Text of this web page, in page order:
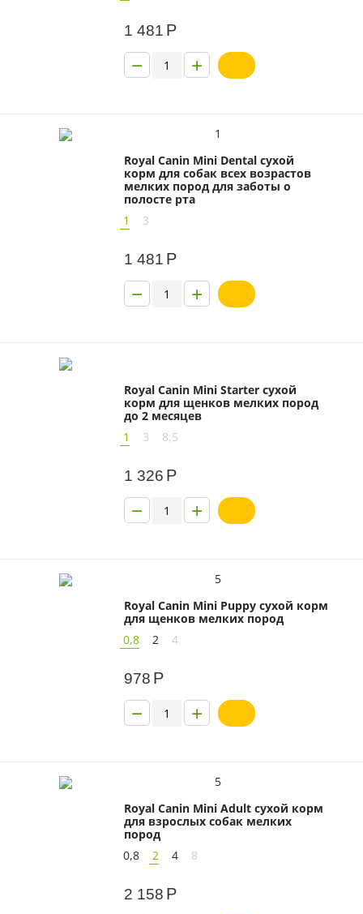
1 481 Р
+
−
1
Royal Canin Mini Dental сухой
корм для собак всех возрастов
мелких пород для заботы о
полосте рта
1
3
1 481 Р
+
−
Royal Canin Mini Starter сухой
корм для щенков мелких пород
до 2 месяцев
1
3 8,5
1 326 Р
+
−
5
Royal Canin Mini Puppy сухой корм
для щенков мелких пород
0,8
2 4
978 Р
+
−
5
Royal Canin Mini Adult сухой корм
для взрослых собак мелких
пород
0,8
2 4 8
2 158 Р